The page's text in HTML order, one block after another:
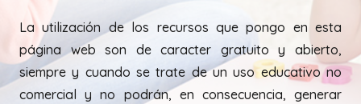
La utilización de los recursos que pongo en esta
página web son de caracter gratuito y abierto,
siempre y cuando se trate de un uso educativo no
comercial y no podrán, en consecuencia, generar